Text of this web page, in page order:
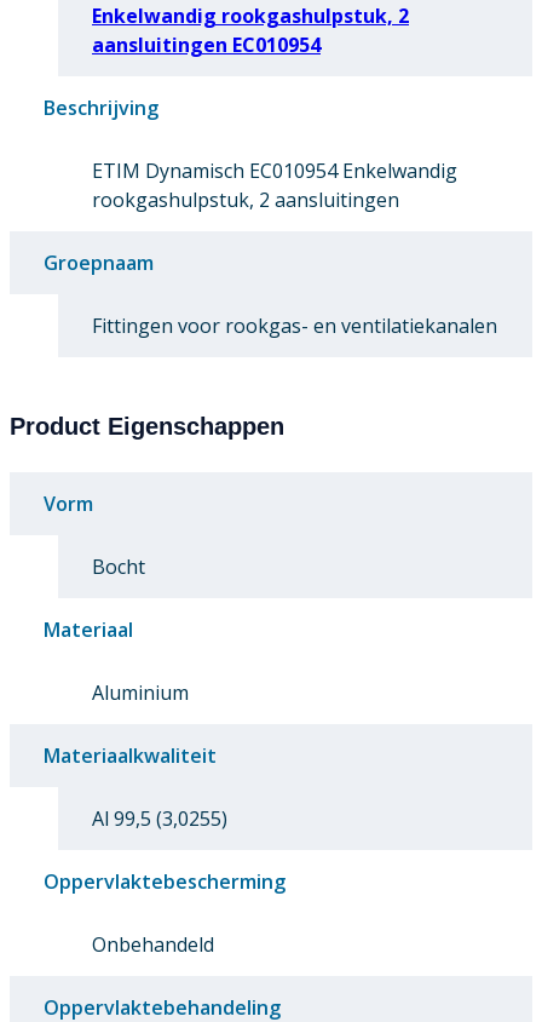
Enkelwandig rookgashulpstuk, 2
aansluitingen EC010954
Beschrijving
ETIM Dynamisch EC010954 Enkelwandig
rookgashulpstuk, 2 aansluitingen
Groepnaam
Fittingen voor rookgas- en ventilatiekanalen
Product Eigenschappen
Vorm
Bocht
Materiaal
Aluminium
Materiaalkwaliteit
Al 99,5 (3,0255)
Oppervlaktebescherming
Onbehandeld
Oppervlaktebehandeling